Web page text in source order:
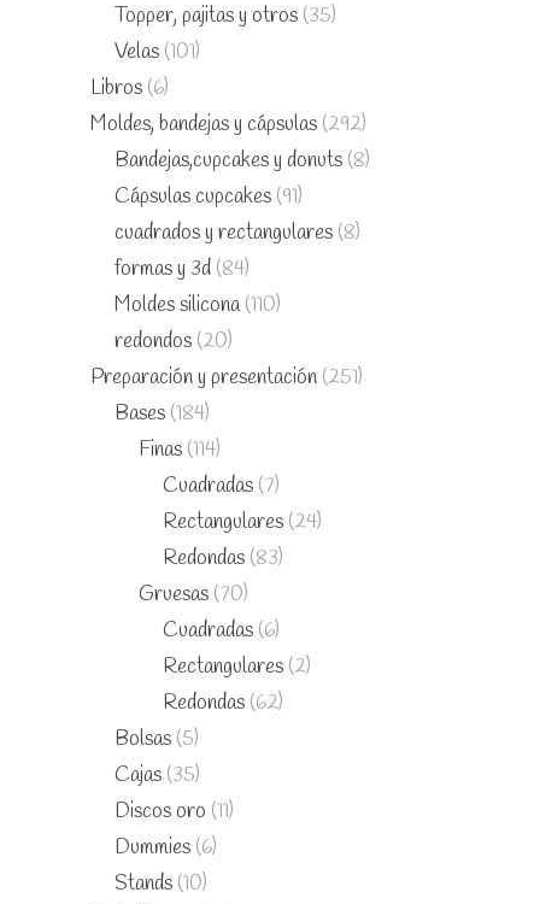
Topper, pajitas y otros (35)
Velas (101)
Libros (6)
Moldes, bandejas y cápsulas (292)
Bandejas,cupcakes y donuts (8)
Cápsulas cupcakes (91)
cuadrados y rectangulares (8)
formas y 3d (84)
Moldes silicona (110)
redondos (20)
Preparación y presentación (251)
Bases (184)
Finas (114)
Cuadradas (7)
Rectangulares (24)
Redondas (83)
Gruesas (70)
Cuadradas (6)
Rectangulares (2)
Redondas (62)
Bolsas (5)
Cajas (35)
Discos oro (11)
Dummies (6)
Stands (10)